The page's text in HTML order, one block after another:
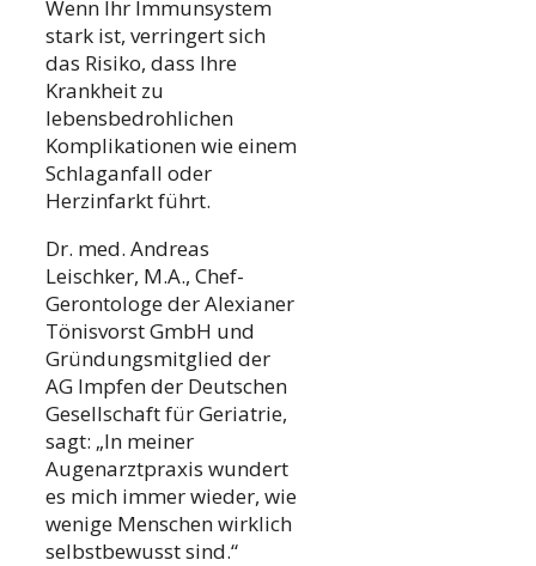
Wenn Ihr Immunsystem
stark ist, verringert sich
das Risiko, dass Ihre
Krankheit zu
lebensbedrohlichen
Komplikationen wie einem
Schlaganfall oder
Herzinfarkt führt.
Dr. med. Andreas
Leischker, M.A., Chef-
Gerontologe der Alexianer
Tönisvorst GmbH und
Gründungsmitglied der
AG Impfen der Deutschen
Gesellschaft für Geriatrie,
sagt: „In meiner
Augenarztpraxis wundert
es mich immer wieder, wie
wenige Menschen wirklich
selbstbewusst sind.“